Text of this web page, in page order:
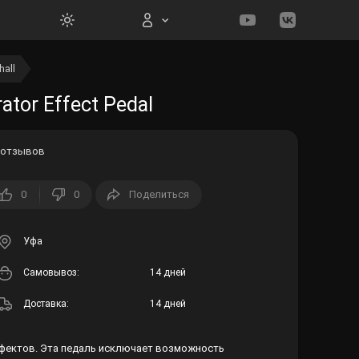
Effect Pedal
0 0 Поделиться
Уфа
Cамовывоз: 14 дней
Доставка: 14 дней
Эта педаль исключает возможность